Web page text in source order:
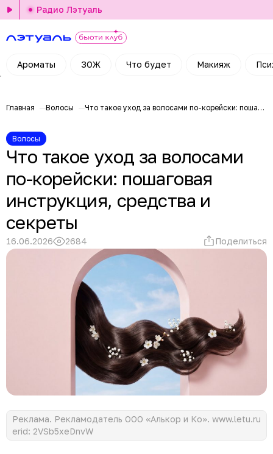
Ароматы ЗОЖ Что будет Макияж
Радио Лэтуаль
Главная Волосы Что такое уход за волосами по-корейски: пошаговая инструкция, средства и секреты
Волосы
Что такое уход за волосами
по-корейски: пошаговая
инструкция, средства и
секреты
16.06.2026 2684 Поделиться
Реклама. Рекламодатель ООО «Алькор и Ко». www.letu.ru
erid: 2VSb5xeDnvW